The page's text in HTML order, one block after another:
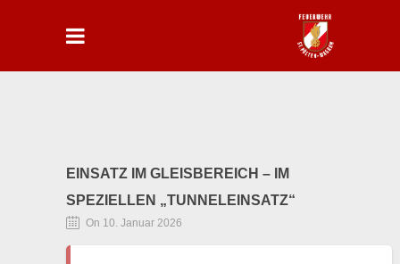
EINSATZ IM GLEISBEREICH – IM
SPEZIELLEN „TUNNELEINSATZ“
On 10. Januar 2026